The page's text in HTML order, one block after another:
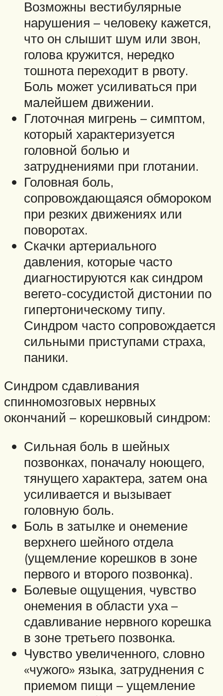
Возможны вестибулярные
нарушения – человеку кажется,
что он слышит шум или звон,
голова кружится, нередко
тошнота переходит в рвоту.
Боль может усиливаться при
малейшем движении.
Глоточная мигрень – симптом,
который характеризуется
головной болью и
затруднениями при глотании.
Головная боль,
сопровождающаяся обмороком
при резких движениях или
поворотах.
Скачки артериального
давления, которые часто
диагностируются как синдром
вегето-сосудистой дистонии по
гипертоническому типу.
Синдром часто сопровождается
сильными приступами страха,
паники.
Синдром сдавливания
спинномозговых нервных
окончаний – корешковый синдром:
Сильная боль в шейных
позвонках, поначалу ноющего,
тянущего характера, затем она
усиливается и вызывает
головную боль.
Боль в затылке и онемение
верхнего шейного отдела
(ущемление корешков в зоне
первого и второго позвонка).
Болевые ощущения, чувство
онемения в области уха –
сдавливание нервного корешка
в зоне третьего позвонка.
Чувство увеличенного, словно
«чужого» языка, затруднения с
приемом пищи – ущемление